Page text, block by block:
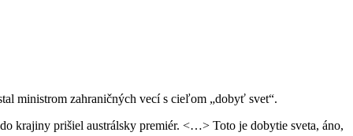
ministrom zahraničných vecí s cieľom „dobyť svet“.
krajiny prišiel austrálsky premiér. <…> Toto je dobytie sveta, áno,